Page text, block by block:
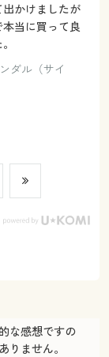
かけましたが
当に買って良
ダル（サイ
な感想ですの
りません。